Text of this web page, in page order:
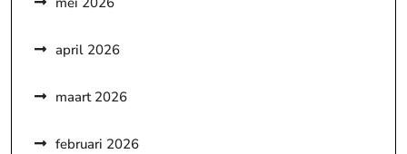
april 2026
maart 2026
februari 2026